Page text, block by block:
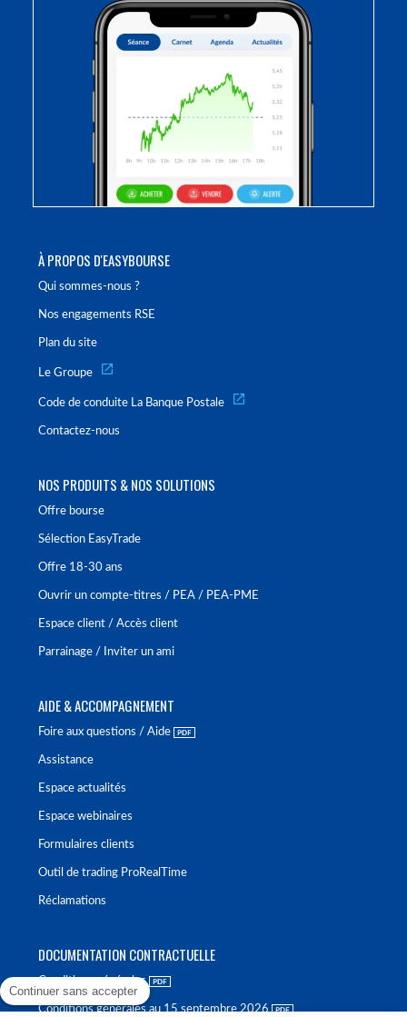
À PROPOS D'EASYBOURSE
Qui sommes-nous ?
Nos engagements RSE
Plan du site
Le Groupe
Code de conduite La Banque Postale
Contactez-nous
NOS PRODUITS & NOS SOLUTIONS
Offre bourse
Sélection EasyTrade
Offre 18-30 ans
Ouvrir un compte-titres / PEA / PEA-PME
Espace client / Accès client
Parrainage / Inviter un ami
AIDE & ACCOMPAGNEMENT
Foire aux questions / Aide
Assistance
Espace actualités
Espace webinaires
Formulaires clients
Outil de trading ProRealTime
Réclamations
DOCUMENTATION CONTRACTUELLE
Conditions générales
Conditions générales au 15 septembre 2026
Continuer sans accepter